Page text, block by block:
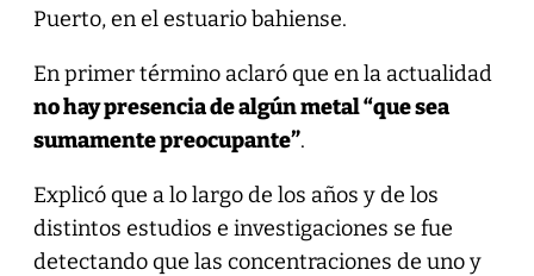
Puerto, en el estuario bahiense.
En primer término aclaró que en la actualidad
no hay presencia de algún metal “que sea
sumamente preocupante”.
Explicó que a lo largo de los años y de los
distintos estudios e investigaciones se fue
detectando que las concentraciones de uno y